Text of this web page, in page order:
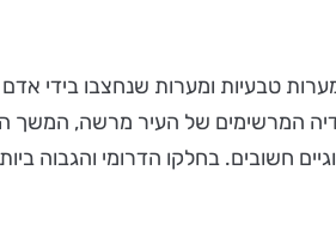
טבעיות ומערות שנחצבו בידי אדם
השטח כגן לאומי על מנת לשמר את שרידיה המרשימים
ושרידים ארכאולוגיים חשובים. בחלקו